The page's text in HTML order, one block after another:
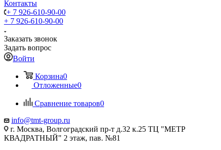
Контакты
+ 7 926-610-90-00
+ 7 926-610-90-00
Заказать звонок
Задать вопрос
Войти
Корзина0
Отложенные0
Сравнение товаров0
info@tmt-group.ru
г. Москва, Волгоградский пр-т д.32 к.25 ТЦ "МЕТР
КВАДРАТНЫЙ" 2 этаж, пав. №81